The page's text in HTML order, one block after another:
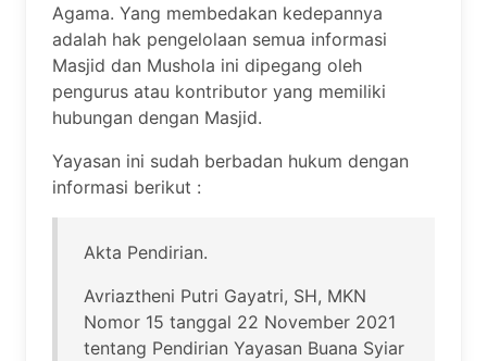
Agama. Yang membedakan kedepannya
adalah hak pengelolaan semua informasi
Masjid dan Mushola ini dipegang oleh
pengurus atau kontributor yang memiliki
hubungan dengan Masjid.
Yayasan ini sudah berbadan hukum dengan
informasi berikut :
Akta Pendirian.
Avriaztheni Putri Gayatri, SH, MKN
Nomor 15 tanggal 22 November 2021
tentang Pendirian Yayasan Buana Syiar